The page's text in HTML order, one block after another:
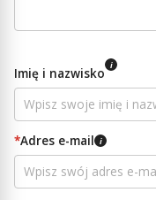
Imię i nazwisko i
*Adres e-mail i